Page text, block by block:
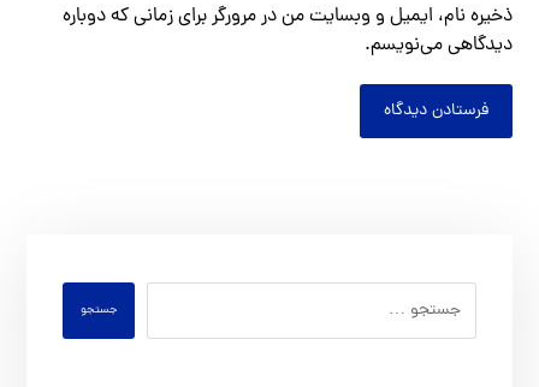
ذخیره نام، ایمیل و وبسایت من در مرورگر برای زمانی که دوباره
دیدگاهی می‌نویسم.
فرستادن دیدگاه
جستجو